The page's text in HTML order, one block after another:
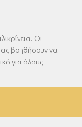
Οι
βοηθήσουν να
για όλους.